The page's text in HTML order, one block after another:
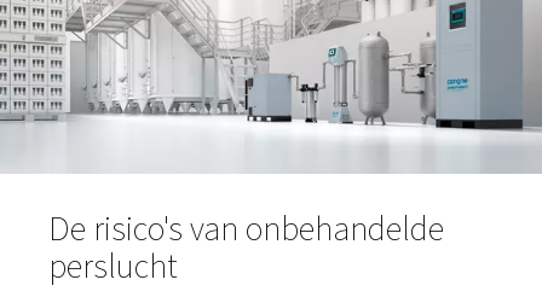
In veel van deze toepassingen voedt het gas niet alleen
apparatuur, het komt ook in contact met
en zelfs het bier zelf. Daarom is de behandeling van
perslucht als stikstof essentieel om de productkwaliteit